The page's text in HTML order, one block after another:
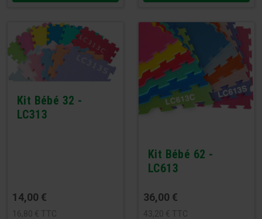
Kit Bébé 32 -
LC313
14,00 €
16,80 € TTC
Kit Bébé 62 -
LC613
36,00 €
43,20 € TTC